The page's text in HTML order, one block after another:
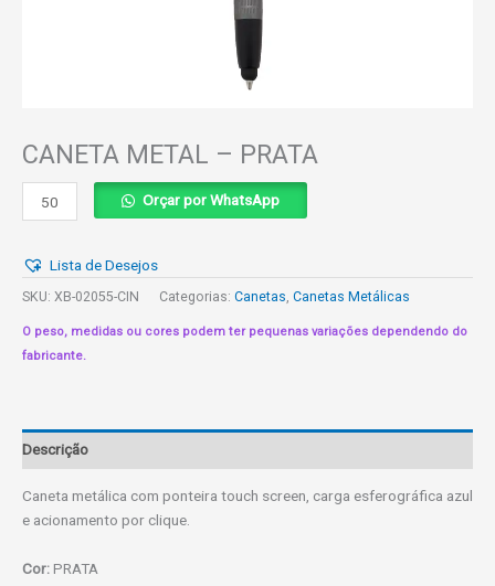
CANETA METAL – PRATA
CANETA
METAL
PRATA
quantidade
Orçar por WhatsApp
Lista de Desejos
SKU: XB-02055-CIN Categorias: Canetas, Canetas Metálicas
O peso, medidas ou cores podem ter pequenas variações dependendo do
fabricante.
Descrição
Caneta metálica com ponteira touch screen, carga esferográfica azul
e acionamento por clique.
Cor:PRATA